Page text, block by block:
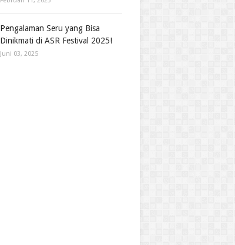
Pengalaman Seru yang Bisa
Dinikmati di ASR Festival 2025!
Juni 03, 2025